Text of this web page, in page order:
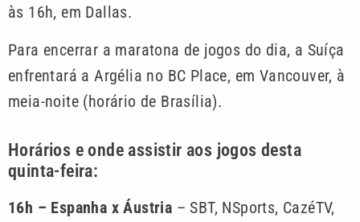
às 16h, em Dallas.
Para encerrar a maratona de jogos do dia, a Suíça
enfrentará a Argélia no BC Place, em Vancouver, à
meia-noite (horário de Brasília).
Horários e onde assistir aos jogos desta
quinta-feira:
16h – Espanha x Áustria – SBT, NSports, CazéTV,